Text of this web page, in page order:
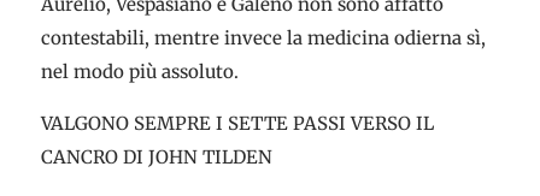
contestabili, mentre invece la medicina odierna sì,
nel modo più assoluto.
VALGONO SEMPRE I SETTE PASSI VERSO IL
CANCRO DI JOHN TILDEN